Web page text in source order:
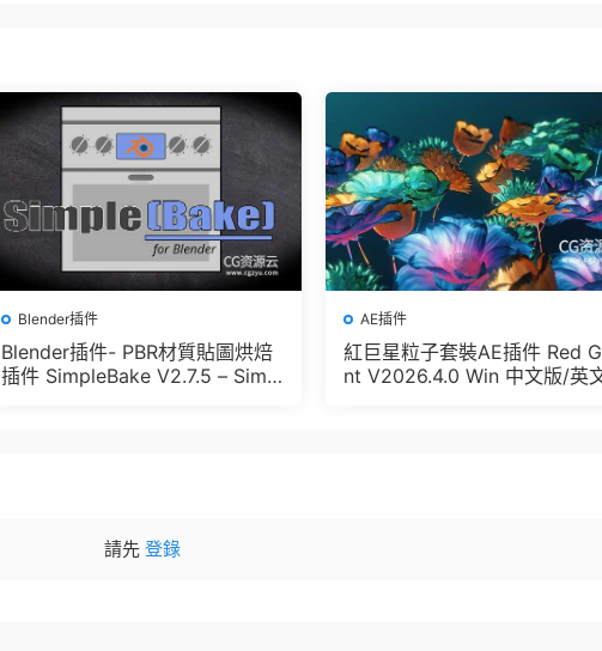
Blender插件
Blender插件- PBR材質貼圖烘焙
插件 SimpleBake V2.7.5 – Simpl
AE插件
紅巨星粒子套裝AE插件 Red
nt V2026.4.0 Win 中文版/英
請先 登錄